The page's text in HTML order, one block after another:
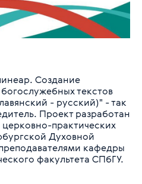
Создание
текстов
- русский)" - так
Проект разработан
практических
Духовной
кафедры
факультета СПбГУ.